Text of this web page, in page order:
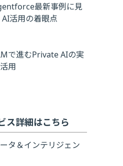
最新事例に見
AI活用の着眼点
で進むPrivate AIの実
用
ス詳細はこちら
タ＆インテリジェン